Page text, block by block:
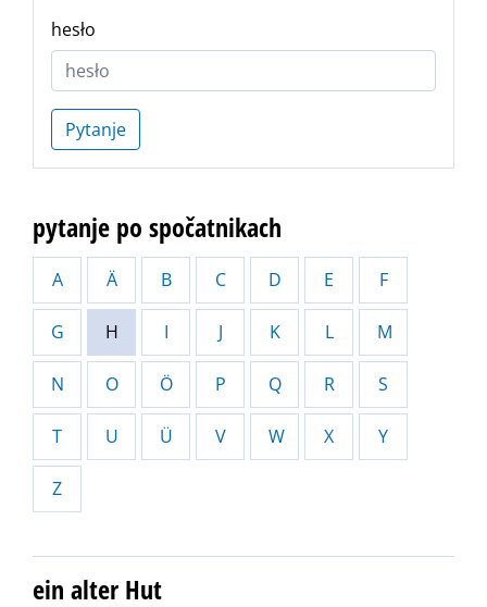
hesło
Pytanje
pytanje po spočatnikach
A Ä B C D E F
G H I J K L M
N O Ö P Q R S
T U Ü V W X Y
Z
ein alter Hut